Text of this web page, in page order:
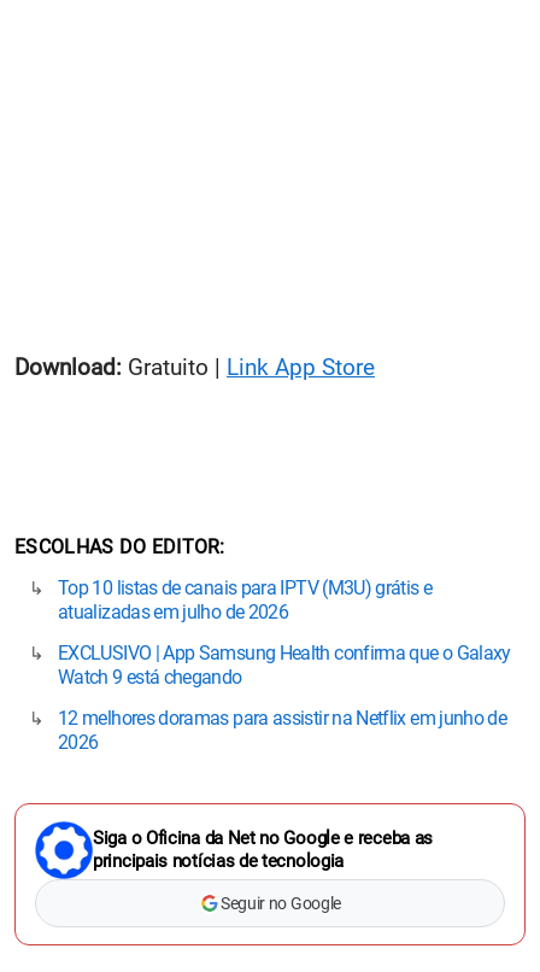
Download: Gratuito | Link App Store
ESCOLHAS DO EDITOR
Top 10 listas de canais para IPTV (M3U) grátis e
atualizadas em julho de 2026
EXCLUSIVO | App Samsung Health confirma que o Galaxy
Watch 9 está chegando
12 melhores doramas para assistir na Netflix em junho de
2026
Siga o Oficina da Net no Google e receba as
principais notícias de tecnologia
Seguir no Google